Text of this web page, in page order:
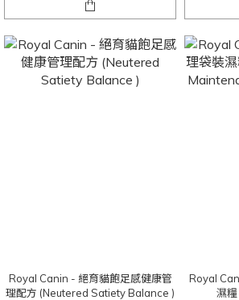
Royal Canin - 絕育貓飽足感健康管
理配方 (Neutered Satiety Balance )
Royal
濕